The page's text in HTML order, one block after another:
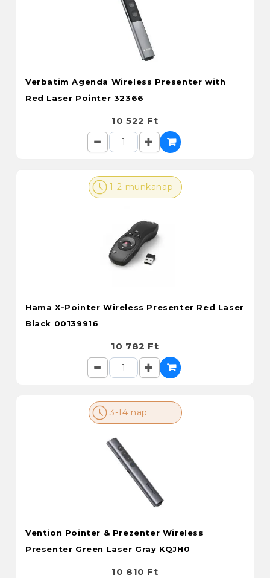
Verbatim Agenda Wireless Presenter with
Red Laser Pointer 32366
10 522 Ft
1-2 munkanap
Hama X-Pointer Wireless Presenter Red Laser
Black 00139916
10 782 Ft
3-14 nap
Vention Pointer & Prezenter Wireless
Presenter Green Laser Gray KQJH0
10 810 Ft